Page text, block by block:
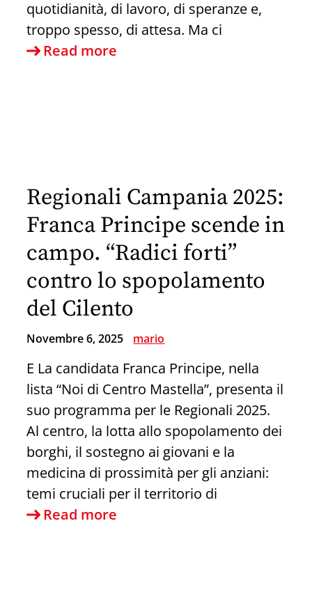
quotidianità, di lavoro, di speranze e,
troppo spesso, di attesa. Ma ci
Read more
Regionali Campania 2025:
Franca Principe scende in
campo. “Radici forti”
contro lo spopolamento
del Cilento
Novembre 6, 2025 mario
E La candidata Franca Principe, nella
lista “Noi di Centro Mastella”, presenta il
suo programma per le Regionali 2025.
Al centro, la lotta allo spopolamento dei
borghi, il sostegno ai giovani e la
medicina di prossimità per gli anziani:
temi cruciali per il territorio di
Read more